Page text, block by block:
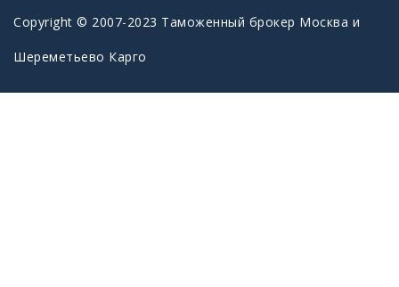
Copyright © 2007-2023 Таможенный брокер Москва и
Шереметьево Карго